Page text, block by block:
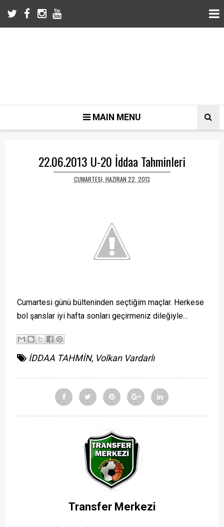
MAIN MENU
22.06.2013 U-20 İddaa Tahminleri
CUMARTESI, HAZIRAN 22, 2013
Cumartesi günü bülteninden seçtiğim maçlar. Herkese
bol şanslar iyi hafta sonları geçirmeniz dileğiyle...
İDDAA TAHMİN, Volkan Vardarlı
Transfer Merkezi